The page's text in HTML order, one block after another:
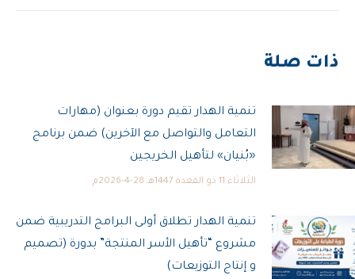
ذات صلة
تنمية الهدار تقيم دورة بعنوان (مهارات
التعامل والتواصل مع الآخرين) ضمن برنامج
«بُنيان» لتأهيل الخريجين
الثلاثاء 11 ذو القعدة 1447هـ 28-4-2026م
تنمية الهدار تطلاق أولى البرامج التدريبية ضمن
مشروع “تأهيل الأسر المنتجة” بدورة (تصميم
و إنتاج التوزيعات)